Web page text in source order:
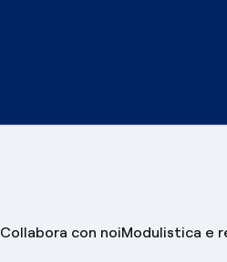
Collabora con noiModulistica e